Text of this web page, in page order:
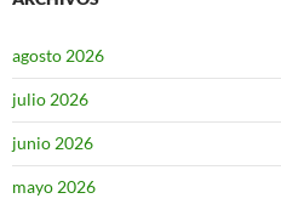
agosto 2026
julio 2026
junio 2026
mayo 2026